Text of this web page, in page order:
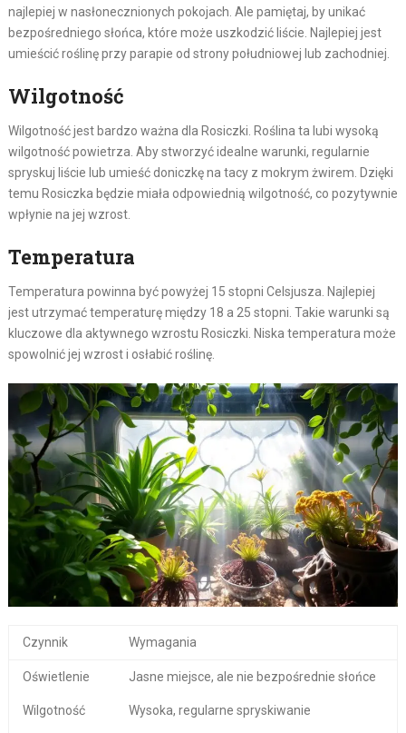
najlepiej w nasłonecznionych pokojach. Ale pamiętaj, by unikać
bezpośredniego słońca, które może uszkodzić liście. Najlepiej jest
umieścić roślinę przy parapie od strony południowej lub zachodniej.
Wilgotność
Wilgotność jest bardzo ważna dla Rosiczki. Roślina ta lubi wysoką
wilgotność powietrza. Aby stworzyć idealne warunki, regularnie
spryskuj liście lub umieść doniczkę na tacy z mokrym żwirem. Dzięki
temu Rosiczka będzie miała odpowiednią wilgotność, co pozytywnie
wpłynie na jej wzrost.
Temperatura
Temperatura powinna być powyżej 15 stopni Celsjusza. Najlepiej
jest utrzymać temperaturę między 18 a 25 stopni. Takie warunki są
kluczowe dla aktywnego wzrostu Rosiczki. Niska temperatura może
spowolnić jej wzrost i osłabić roślinę.
Czynnik Wymagania
Oświetlenie Jasne miejsce, ale nie bezpośrednie słońce
Wilgotność Wysoka, regularne spryskiwanie